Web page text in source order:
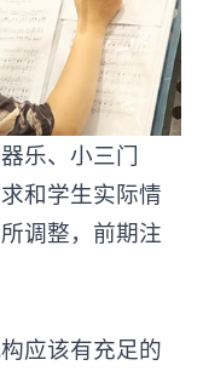
乐、小三门
和学生实际情
调整，前期注
应该有充足的